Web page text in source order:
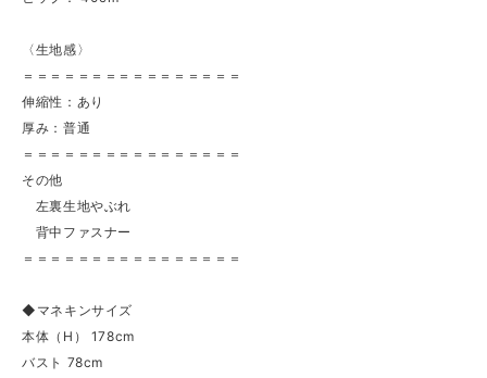
〈生地感〉
＝＝＝＝＝＝＝＝＝＝＝＝＝＝＝＝
伸縮性：あり
厚み：普通
＝＝＝＝＝＝＝＝＝＝＝＝＝＝＝＝
その他
左裏生地やぶれ
背中ファスナー
＝＝＝＝＝＝＝＝＝＝＝＝＝＝＝＝
◆マネキンサイズ
本体（H） 178cm
バスト 78cm